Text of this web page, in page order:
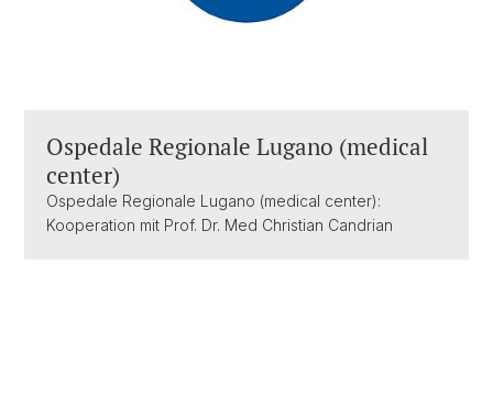
Ospedale Regionale Lugano (medical
center)
Ospedale Regionale Lugano (medical center):
Kooperation mit Prof. Dr. Med Christian Candrian